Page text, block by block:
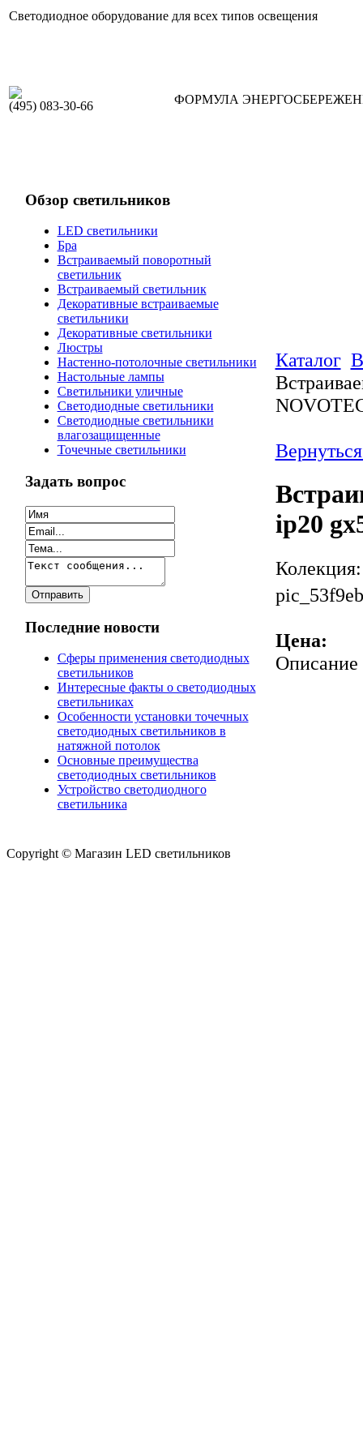
Светодиодное оборудование для всех типов освещения
(495) 083-30-66 ФОРМУЛА
Обзор светильников
LED светильники
Бра
Встраиваемый поворотный
светильник
Встраиваемый светильник
Декоративные встраиваемые
светильники
Декоративные светильники
Люстры
Настенно-потолочные светильники
Настольные лампы
Светильники уличные
Светодиодные светильники
Светодиодные светильники
влагозащищенные
Точечные светильники
Задать вопрос
Последние новости
Сферы применения светодиодных
светильников
Интересные факты о светодиодных
светильниках
Особенности установки точечных
светодиодных светильников в
натяжной потолок
Основные преимущества
светодиодных светильников
Устройство светодиодного
светильника
Каталог
ip20
Цена:
Описание
Copyright © Магазин LED светильников